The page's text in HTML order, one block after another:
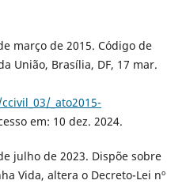
março de 2015. Código de
União, Brasília, DF, 17 mar.
_ato2015-
em: 10 dez. 2024.
julho de 2023. Dispõe sobre
Vida, altera o Decreto-Lei nº